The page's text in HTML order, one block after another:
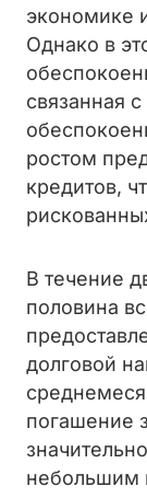
экономике
Однако в
связанная
ростом
кредитов,
В течение
половина
долговой
погашение
небольшим